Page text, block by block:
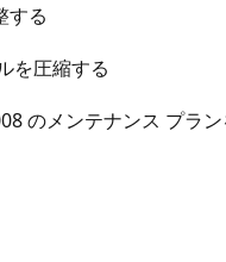
する
を圧縮する
のメンテナンス プラ